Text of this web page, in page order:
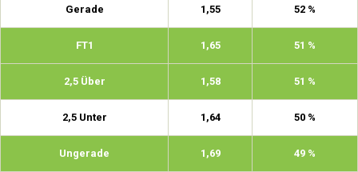
Gerade 1,55 52 %
FT1 1,65 51 %
2,5 Über 1,58 51 %
2,5 Unter 1,64 50 %
Ungerade 1,69 49 %